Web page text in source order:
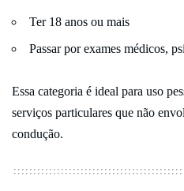
Ter 18 anos ou mais
Passar por exames médicos,
Essa categoria é ideal para uso
serviços particulares que não
condução.